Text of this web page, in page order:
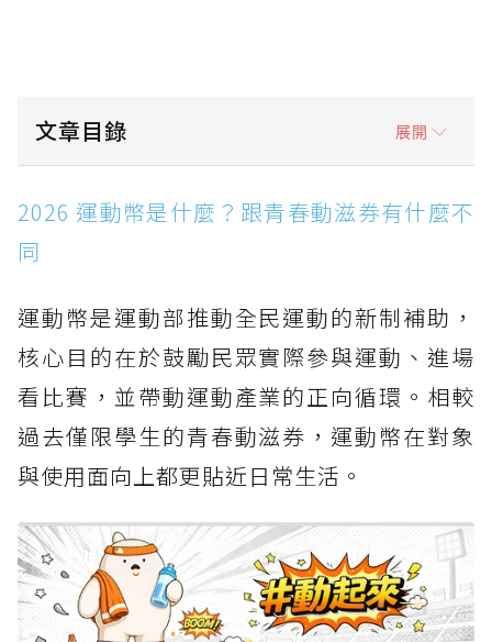
文章目錄 展開
2026 運動幣是什麼？跟青春動滋券有什麼不同
2026 運動幣領取方式、登記流程
2026 運動幣使用時間
2026 運動幣使用範圍、折抵規則
2026 運動幣如何使用？
2026 運動幣退費與注意事項
2026 運動幣是什麼？跟青春動滋券有什麼不
同
運動幣是運動部推動全民運動的新制補助，
核心目的在於鼓勵民眾實際參與運動、進場
看比賽，並帶動運動產業的正向循環。相較
過去僅限學生的青春動滋券，運動幣在對象
與使用面向上都更貼近日常生活。